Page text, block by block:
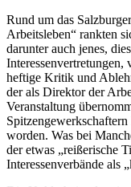
Rund um das
Arbeitsleben“ rankten
darunter auch jenes,
heftige Kritik und
der als Direktor der
Veranstaltung
worden. Was bei
der etwas „reißerische
Interessenverbände als